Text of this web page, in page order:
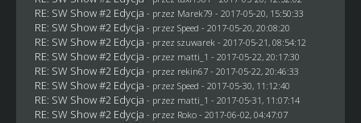
RE: SW Show #2 Edycja - przez Marek79 - 2017-05-20, 15:50:33
RE: SW Show #2 Edycja - przez Speed - 2017-05-20, 20:08:20
RE: SW Show #2 Edycja - przez szuwarek - 2017-05-21, 08:54:12
RE: SW Show #2 Edycja - przez matti_1 - 2017-05-22, 20:17:30
RE: SW Show #2 Edycja - przez rekin67- 2017-05-22, 20:46:33
RE: SW Show #2 Edycja - przez Speed - 2017-05-30, 11:12:40
RE: SW Show #2 Edycja - przez matti_1 - 2017-05-31, 11:07:14
RE: SW Show #2 Edycja - przez Roko- 2017-06-02, 04:47:07